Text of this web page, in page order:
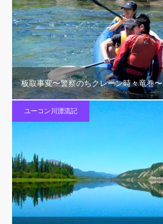
板取事変〜警察のちクレーン時々竜巻〜
ユーコン川漂流記